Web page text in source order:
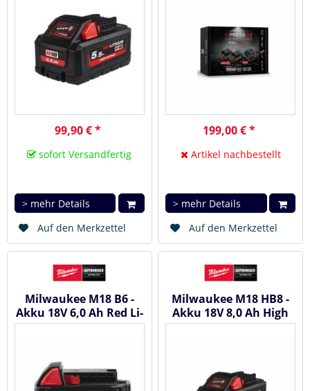
99,90 € *
sofort Versandfertig
> mehr Details
Auf den Merkzettel
199,00 € *
Artikel nachbestellt
> mehr Details
Auf den Merkzettel
Milwaukee M18 B6 -
Akku 18V 6,0 Ah Red Li-
Ion
Milwaukee M18 HB8 -
Akku 18V 8,0 Ah High
Output™ Red Li-Ion